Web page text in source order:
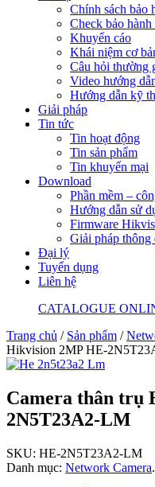
Chính sách bảo
Check bảo
Khuyến cáo
Khái niệm cơ
Câu hỏi thường
Video hướng
Hướng dẫn kỹ
Giải pháp
Tin tức
Tin hoạt động
Tin sản phẩm
Tin khuyến mại
Download
Phần mềm –
Hướng dẫn sử
Firmware
Giải pháp thông
Đại lý
Tuyển dụng
Liên hệ
CATALOGUE
Trang chủ / Sản phẩm /
Hikvision 2MP HE-
Camera thân trụ
2N5T23A2-LM
SKU: HE-2N5T23A2-LM
Danh mục: Network Camera.